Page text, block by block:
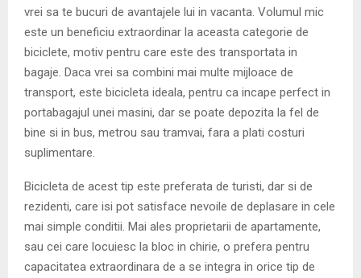
vrei sa te bucuri de avantajele lui in vacanta. Volumul mic
este un beneficiu extraordinar la aceasta categorie de
biciclete, motiv pentru care este des transportata in
bagaje. Daca vrei sa combini mai multe mijloace de
transport, este bicicleta ideala, pentru ca incape perfect in
portabagajul unei masini, dar se poate depozita la fel de
bine si in bus, metrou sau tramvai, fara a plati costuri
suplimentare.
Bicicleta de acest tip este preferata de turisti, dar si de
rezidenti, care isi pot satisface nevoile de deplasare in cele
mai simple conditii. Mai ales proprietarii de apartamente,
sau cei care locuiesc la bloc in chirie, o prefera pentru
capacitatea extraordinara de a se integra in orice tip de